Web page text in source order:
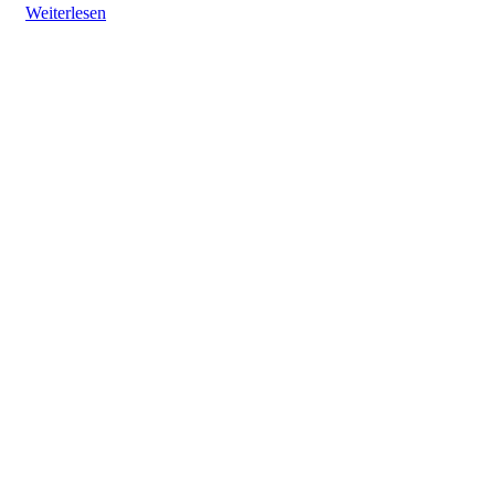
Weiterlesen